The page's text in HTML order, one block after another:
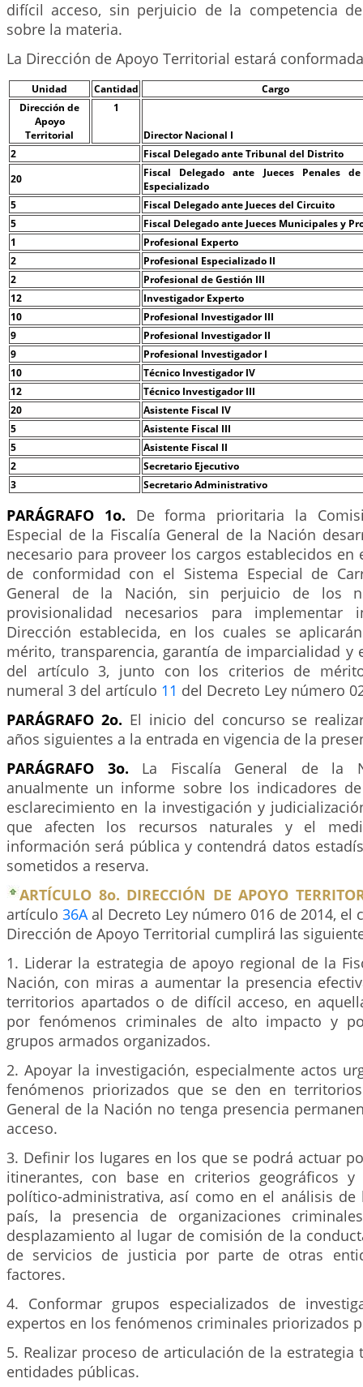
difícil acceso, sin perjuicio de la competencia
sobre la materia.
La Dirección de Apoyo Territorial estará
Unidad Cantidad
Cargo
Dirección de
Apoyo
Territorial
1
Director Nacional I
2
Fiscal Delegado ante Tribunal del Distrito
20
Fiscal Delegado ante Jueces Penales
Especializado
5
Fiscal Delegado ante Jueces del Circuito
5
Fiscal Delegado ante Jueces Municipales y
1
Profesional Experto
2
Profesional Especializado II
2
Profesional de Gestión III
12
Investigador Experto
10
Profesional Investigador III
9
Profesional Investigador II
9
Profesional Investigador I
10
Técnico Investigador IV
12
Técnico Investigador III
20
Asistente Fiscal IV
5
Asistente Fiscal III
5
Asistente Fiscal II
2
Secretario Ejecutivo
3
Secretario Administrativo
PARÁGRAFO 1o. De forma prioritaria la
Especial de la Fiscalía General de la Nación
necesario para proveer los cargos establecidos en
de conformidad con el Sistema Especial de
General de la Nación, sin perjuicio de los
provisionalidad necesarios para implementar
Dirección establecida, en los cuales se
mérito, transparencia, garantía de imparcialidad y
del artículo 3, junto con los criterios de
numeral 3 del artículo 11 del Decreto Ley número
PARÁGRAFO 2o. El inicio del concurso se
años siguientes a la entrada en vigencia de la
PARÁGRAFO 3o. La Fiscalía General de la
anualmente un informe sobre los indicadores
esclarecimiento en la investigación y
que afecten los recursos naturales y el
información será pública y contendrá datos
sometidos a reserva.
ARTÍCULO 8o. DIRECCIÓN DE APOYO
artículo36Aal Decreto Ley número 016 de 2014, el
Dirección de Apoyo Territorial cumplirá las
1. Liderar la estrategia de apoyo regional de la
Nación, con miras a aumentar la presencia
territorios apartados o de difícil acceso, en
por fenómenos criminales de alto impacto y
grupos armados organizados.
2. Apoyar la investigación, especialmente actos
fenómenos priorizados que se den en
General de la Nación no tenga presencia
acceso.
3. Definir los lugares en los que se podrá actuar
itinerantes, con base en criterios geográficos
político-administrativa, así como en el análisis
país, la presencia de organizaciones
desplazamiento al lugar de comisión de la
de servicios de justicia por parte de otras
factores.
4. Conformar grupos especializados de
expertos en los fenómenos criminales priorizados
5. Realizar proceso de articulación de la
entidades públicas.